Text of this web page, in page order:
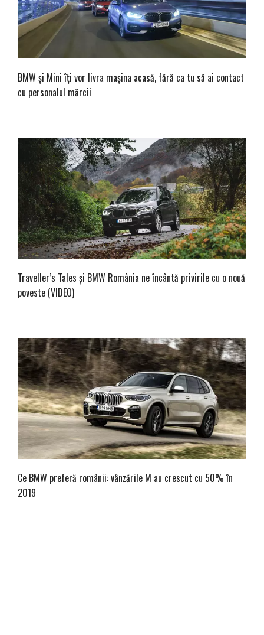
BMW și Mini îți vor livra mașina acasă, fără ca tu să ai contact
cu personalul mărcii
Traveller’s Tales și BMW România ne încântă privirile cu o nouă
poveste (VIDEO)
Ce BMW preferă românii: vânzările M au crescut cu 50% în
2019